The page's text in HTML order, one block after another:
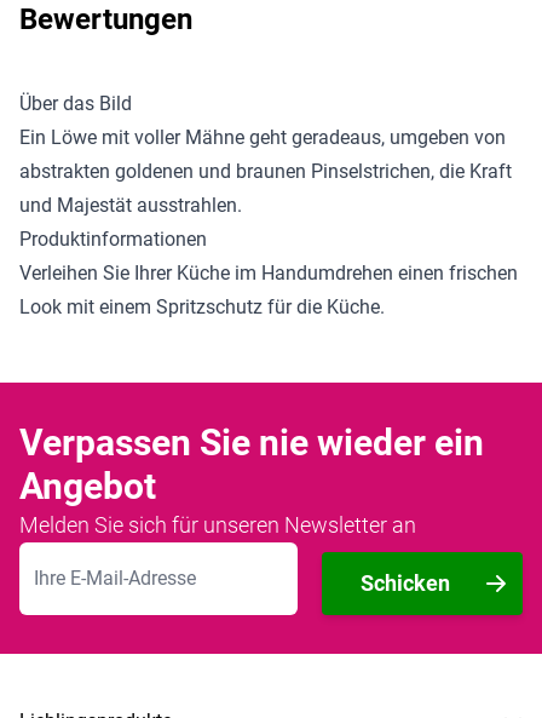
Bewertungen
Über das Bild
Ein Löwe mit voller Mähne geht geradeaus, umgeben von
abstrakten goldenen und braunen Pinselstrichen, die Kraft
und Majestät ausstrahlen.
Produktinformationen
Verleihen Sie Ihrer Küche im Handumdrehen einen frischen
Look mit einem Spritzschutz für die Küche.
Verpassen Sie nie wieder ein
Angebot
Melden Sie sich für unseren Newsletter an
E-Mailadresse
Schicken